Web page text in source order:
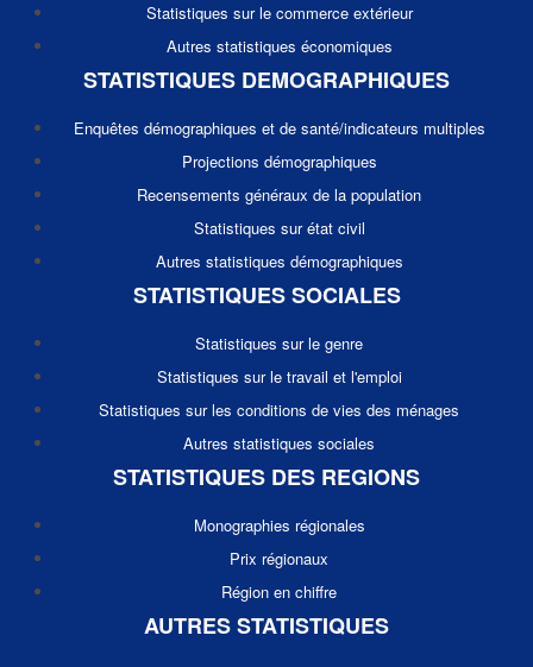
Statistiques sur le commerce extérieur
Autres statistiques économiques
STATISTIQUES DEMOGRAPHIQUES
Enquêtes démographiques et de santé/indicateurs multiples
Projections démographiques
Recensements généraux de la population
Statistiques sur état civil
Autres statistiques démographiques
STATISTIQUES SOCIALES
Statistiques sur le genre
Statistiques sur le travail et l'emploi
Statistiques sur les conditions de vies des ménages
Autres statistiques sociales
STATISTIQUES DES REGIONS
Monographies régionales
Prix régionaux
Région en chiffre
AUTRES STATISTIQUES